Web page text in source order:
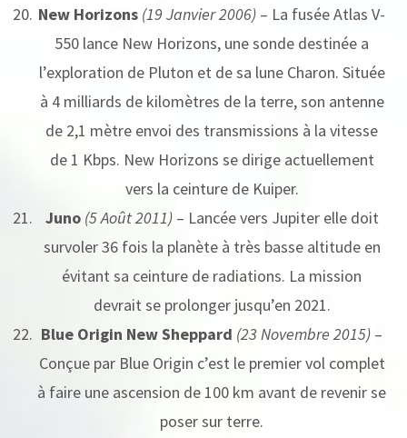
New Horizons (19 Janvier 2006) – La fusée Atlas V-
550 lance New Horizons, une sonde destinée a
l’exploration de Pluton et de sa lune Charon. Située
à 4 milliards de kilomètres de la terre, son antenne
de 2,1 mètre envoi des transmissions à la vitesse
de 1 Kbps. New Horizons se dirige actuellement
vers la ceinture de Kuiper.
Juno (5 Août 2011)– Lancée vers Jupiter elle doit
survoler 36 fois la planète à très basse altitude en
évitant sa ceinture de radiations. La mission
devrait se prolonger jusqu’en 2021.
Blue Origin New Sheppard (23 Novembre 2015) –
Conçue par Blue Origin c’est le premier vol complet
à faire une ascension de 100 km avant de revenir se
poser sur terre.